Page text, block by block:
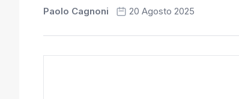
Paolo Cagnoni 20 Agosto 2025